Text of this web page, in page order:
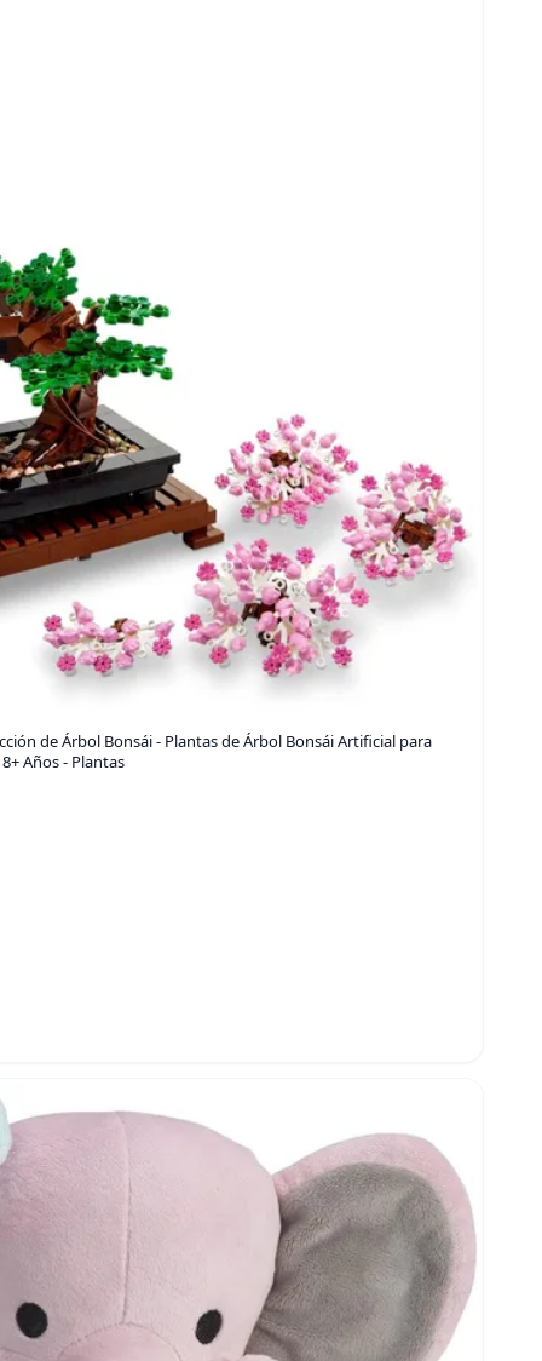
de Árbol Bonsái - Plantas de Árbol Bonsái Artificial para
Años - Plantas